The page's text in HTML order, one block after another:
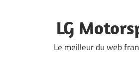
LG
Le meilleur du web